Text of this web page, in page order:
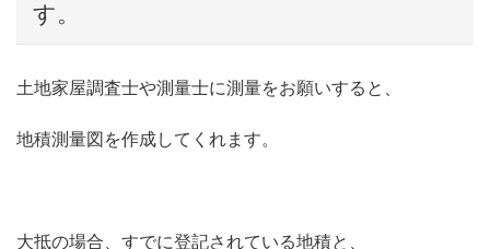
す。
土地家屋調査士や測量士に測量をお願いすると、
地積測量図を作成してくれます。
大抵の場合、すでに登記されている地積と、